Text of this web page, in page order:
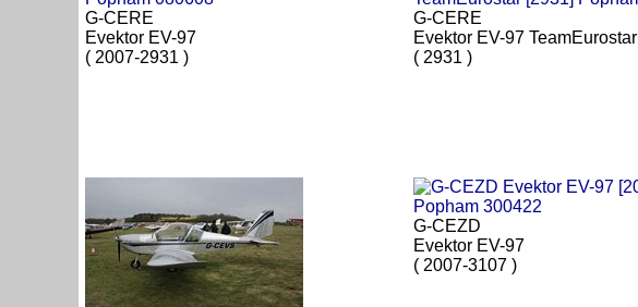
G-CERE
Evektor EV-97
( 2007-2931 )
G-CERE
Evektor EV-97 TeamEurostar
( 2931 )
G-CEZD
Evektor EV-97
( 2007-3107 )